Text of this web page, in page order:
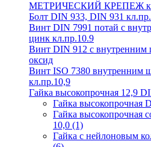
МЕТРИЧЕСКИЙ КРЕПЕЖ
Болт DIN 933, DIN 931
Винт DIN 7991 потай с
цинк кл.пр.10.9
Винт DIN 912 с внутренним
оксид
Винт ISO 7380 внутренним
кл.пр.10,9
Гайка высокопрочная 12,9
Гайка высокопрочная
Гайка высокопрочная
10,0 (1)
Гайка с нейлоновым